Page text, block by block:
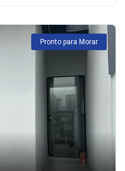
Pronto para Morar